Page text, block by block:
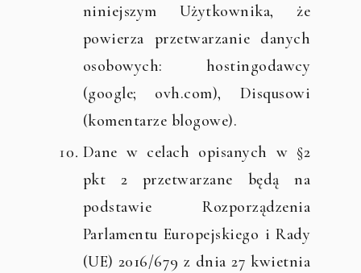
niniejszym Użytkownika, że
powierza przetwarzanie danych
osobowych: hostingodawcy
(google; ovh.com), Disqusowi
(komentarze blogowe).
Dane w celach opisanych w §2
pkt 2 przetwarzane będą na
podstawie Rozporządzenia
Parlamentu Europejskiego i Rady
(UE) 2016/679 z dnia 27 kwietnia